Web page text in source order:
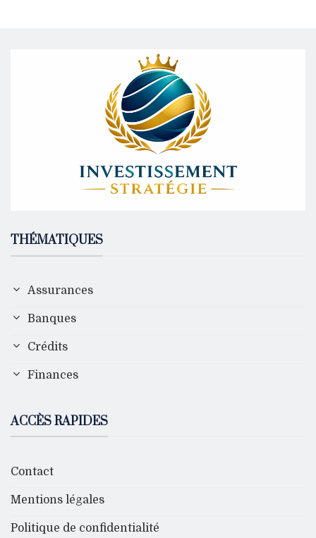
THÉMATIQUES
Assurances
Banques
Crédits
Finances
ACCÈS RAPIDES
Contact
Mentions légales
Politique de confidentialité